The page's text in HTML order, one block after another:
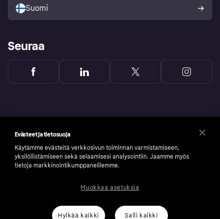
Suomi
Seuraa
number: 556737-0431
Evästeet ja tietosuoja
Käytämme evästeitä verkkosivun toiminnan varmistamiseen,
yksilöllistämiseen sekä selaamisesi analysointiin. Jaamme myös
tietoja markkinointikumppaneillemme.
Hylkää kaikki Salli kaikki
Muokkaa asetuksia